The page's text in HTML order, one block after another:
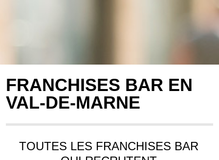
FRANCHISES BAR EN
VAL-DE-MARNE
TOUTES LES FRANCHISES BAR